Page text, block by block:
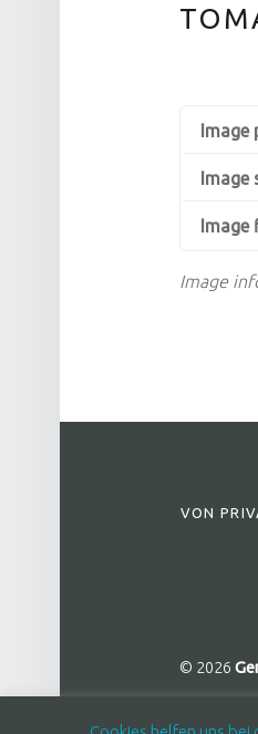
Image
Image
Image
Image
FOOTER
VON
© 2026